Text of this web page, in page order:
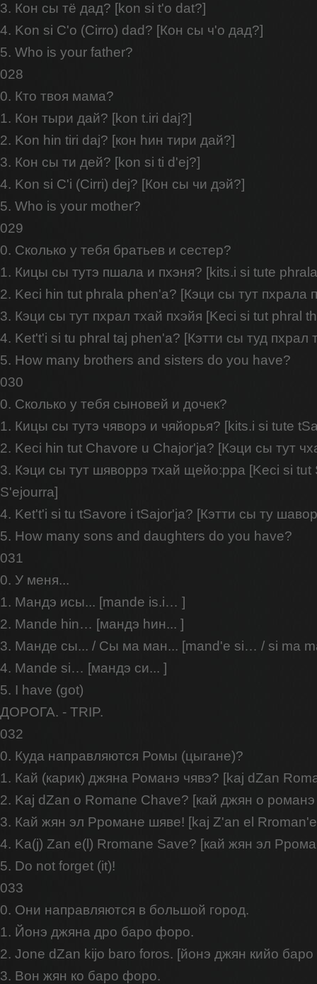
3. Кон сы тё дад? [kon si t'o dat?]
4. Kon si C'o (Cirro) dad? [Кон сы ч'о дад?]
5. Who is your father?
028
0. Кто твоя мама?
1. Кон тыри дай? [kon t.iri daj?]
2. Kon hin tiri daj? [кон hин тири дай?]
3. Кон сы ти дей? [kon si ti d'ej?]
4. Kon si C'i (Cirri) dej? [Кон сы чи дэй?]
5. Who is your mother?
029
0. Сколько у тебя братьев и сестер?
1. Кицы сы тутэ пшала и пхэня? [kits.i si tute
2. Keci hin tut phrala phen'a? [Кэци сы тут пхрала
3. Кэци сы тут пхрал тхай пхэйя [Keci si tut phral
4. Ket't'i si tu phral taj phen'a? [Кэтти сы туд пхрал
5. How many brothers and sisters do you have?
030
0. Сколько у тебя сыновей и дочек?
1. Кицы сы тутэ чяворэ и чяйорья? [kits.i si tute
2. Keci hin tut Chavore u Chajor'ja? [Кэци сы тут
3. Кэци сы тут шяворрэ тхай щейо:рра [Keci si tut
S'ejourra]
4. Ket't'i si tu tSavore i tSajor'ja? [Кэтти сы ту
5. How many sons and daughters do you have?
031
0. У меня...
1. Мандэ исы... [mande is.i… ]
2. Mande hin… [мандэ hин... ]
3. Манде сы... / Сы ма ман... [mand'e si… / si ma
4. Mande si… [мандэ си... ]
5. I have (got)
ДОРОГА. - TRIP.
032
0. Куда направляются Ромы (цыгане)?
1. Кай (карик) джяна Романэ чявэ? [kaj dZan
2. Kaj dZan o Romane Chave? [кай джян о романэ
3. Кай жян эл Рромане шяве! [kaj Z'an el
4. Ka(j) Zan e(l) Rromane Save? [кай жян эл
5. Do not forget (it)!
033
0. Они направляются в большой город.
1. Йонэ джяна дро баро форо.
2. Jone dZan kijo baro foros. [йонэ джян кийо
3. Вон жян ко баро форо.